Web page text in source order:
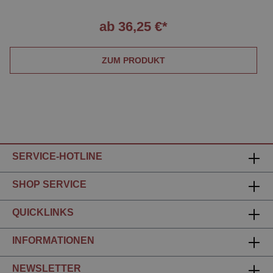
ab 36,25 €*
ZUM PRODUKT
SERVICE-HOTLINE
SHOP SERVICE
QUICKLINKS
INFORMATIONEN
NEWSLETTER